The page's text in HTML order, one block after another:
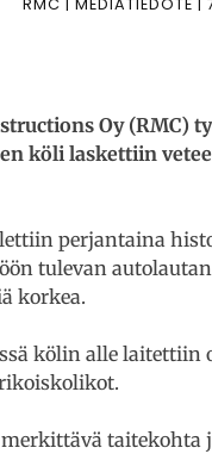
RMC | MEDIATIEDOTE |
Oy (RMC)
köli laskettiin
perjantaina
tulevan
korkea.
kölin alle